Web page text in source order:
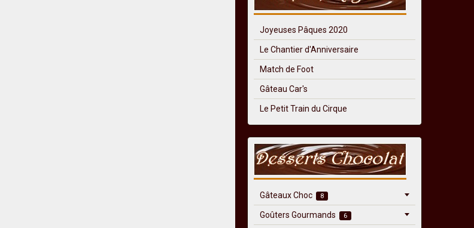
Joyeuses Pâques 2020
Le Chantier d'Anniversaire
Match de Foot
Gâteau Car's
Le Petit Train du Cirque
Gâteaux Choc 8
Goûters Gourmands 6